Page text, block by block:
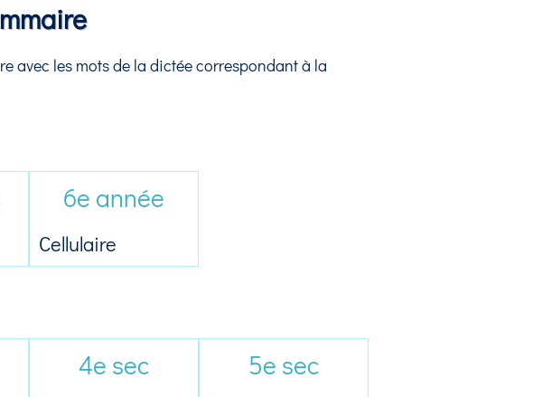
avec les mots de la dictée correspondant à la
6e année
Cellulaire
4e sec 5e sec